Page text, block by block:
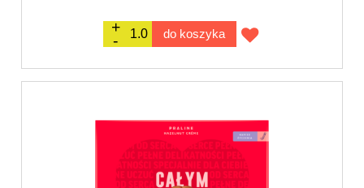
do koszyka